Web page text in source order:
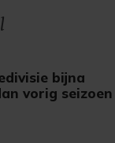
bijna
vorig seizoen